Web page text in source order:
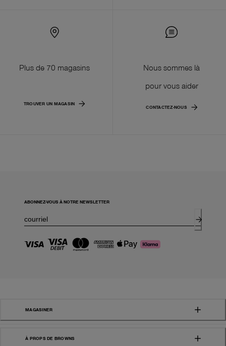
Plus de 70 magasins
TROUVER UN MAGASIN
Nous sommes là
pour vous aider
CONTACTEZ-NOUS
ABONNEZ-VOUS À NOTRE NEWSLETTER
MAGASINER
À PROPS DE BROWNS